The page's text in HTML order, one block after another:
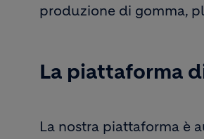
produzione di gomma,
La piattaforma
La nostra piattaforma è